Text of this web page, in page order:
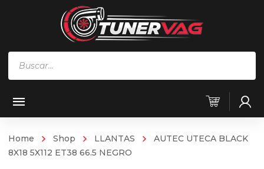
Home Shop LLANTAS
AUTEC UTECA BLACK
8X18 5X112 ET38 66.5 NEGRO